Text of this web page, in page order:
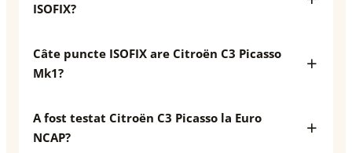
ISOFIX?
Câte puncte ISOFIX are Citroën C3 Picasso
Mk1?
A fost testat Citroën C3 Picasso la Euro
NCAP?